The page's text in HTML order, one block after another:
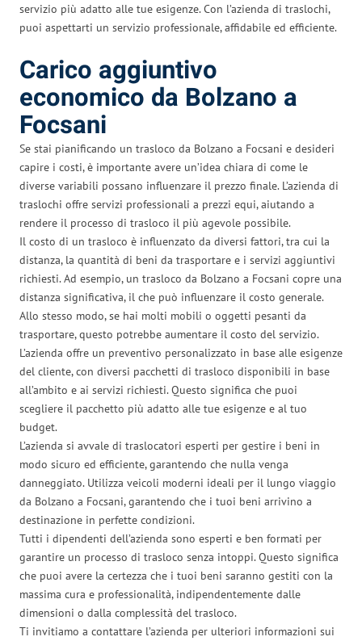
servizio più adatto alle tue esigenze. Con l’azienda di traslochi,
puoi aspettarti un servizio professionale, affidabile ed efficiente.
Carico aggiuntivo
economico da Bolzano a
Focsani
Se stai pianificando un trasloco da Bolzano a Focsani e desideri
capire i costi, è importante avere un’idea chiara di come le
diverse variabili possano influenzare il prezzo finale. L’azienda di
traslochi offre servizi professionali a prezzi equi, aiutando a
rendere il processo di trasloco il più agevole possibile.
Il costo di un trasloco è influenzato da diversi fattori, tra cui la
distanza, la quantità di beni da trasportare e i servizi aggiuntivi
richiesti. Ad esempio, un trasloco da Bolzano a Focsani copre una
distanza significativa, il che può influenzare il costo generale.
Allo stesso modo, se hai molti mobili o oggetti pesanti da
trasportare, questo potrebbe aumentare il costo del servizio.
L’azienda offre un preventivo personalizzato in base alle esigenze
del cliente, con diversi pacchetti di trasloco disponibili in base
all’ambito e ai servizi richiesti. Questo significa che puoi
scegliere il pacchetto più adatto alle tue esigenze e al tuo
budget.
L’azienda si avvale di traslocatori esperti per gestire i beni in
modo sicuro ed efficiente, garantendo che nulla venga
danneggiato. Utilizza veicoli moderni ideali per il lungo viaggio
da Bolzano a Focsani, garantendo che i tuoi beni arrivino a
destinazione in perfette condizioni.
Tutti i dipendenti dell’azienda sono esperti e ben formati per
garantire un processo di trasloco senza intoppi. Questo significa
che puoi avere la certezza che i tuoi beni saranno gestiti con la
massima cura e professionalità, indipendentemente dalle
dimensioni o dalla complessità del trasloco.
Ti invitiamo a contattare l’azienda per ulteriori informazioni sui